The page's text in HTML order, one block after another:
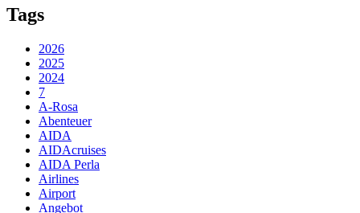
Tags
2026
2025
2024
7
A-Rosa
Abenteuer
AIDA
AIDAcruises
AIDA Perla
Airlines
Airport
Angebot